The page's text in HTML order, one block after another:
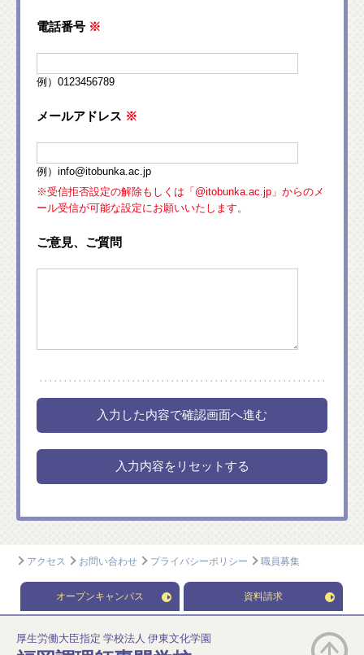
電話番号 ※
例）0123456789
メールアドレス ※
例）info@itobunka.ac.jp
※受信拒否設定の解除もしくは「@itobunka.ac.jp」からのメ
ール受信が可能な設定にお願いいたします。
ご意見、ご質問
アクセス お問い合わせ プライバシーポリシー 職員募集
オープンキャンパス 資料請求
厚生労働大臣指定 学校法人 伊東文化学園